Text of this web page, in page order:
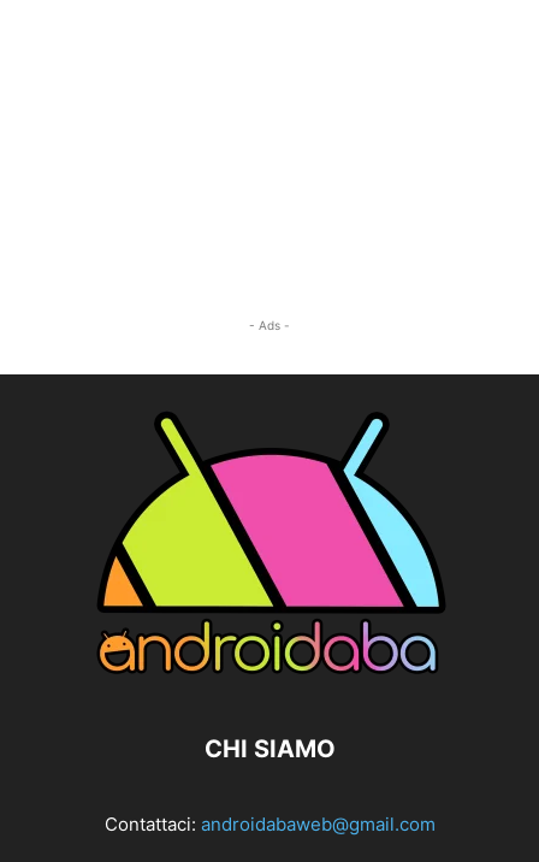
- Ads -
CHI SIAMO
Contattaci: androidabaweb@gmail.com